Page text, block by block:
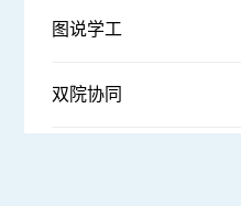
图说学工
双院协同